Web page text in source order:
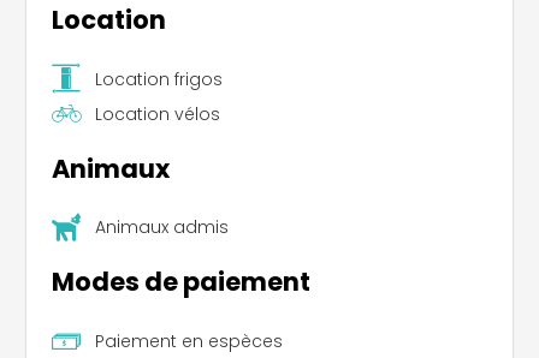
Location
Location frigos
Location vélos
Animaux
Animaux admis
Modes de paiement
Paiement en espèces